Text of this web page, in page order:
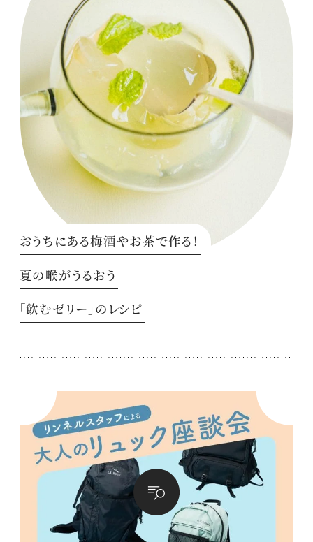
おうちにある梅酒やお茶で作る！
夏の喉がうるおう
「飲むゼリー」のレシピ